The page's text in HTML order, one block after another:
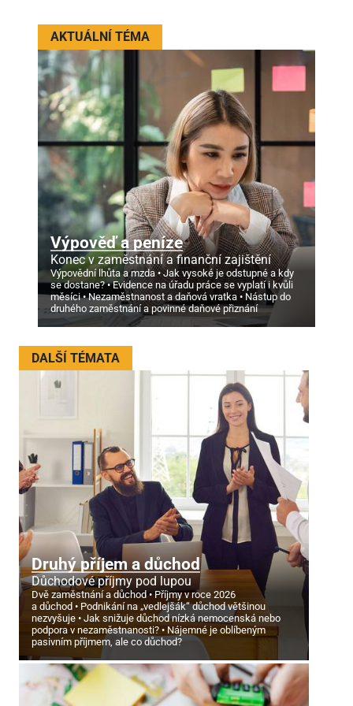
AKTUÁLNÍ TÉMA
Výpověď a peníze
Konec v zaměstnání a finanční zajištění
Výpovědní lhůta a mzda
Jak vysoké je odstupné a kdy
se dostane?
Evidence na úřadu práce se vyplatí i kvůli
měsíci
Nezaměstnanost a daňová vratka
Nástup do
druhého zaměstnání a povinné daňové přiznání
DALŠÍ TÉMATA
Druhý příjem a důchod
Důchodové příjmy pod lupou
Dvě zaměstnání a důchod
Příjmy v roce 2026
a důchod
Podnikání na „vedlejšák“ důchod většinou
nezvyšuje
Jak snižuje důchod nízká nemocenská nebo
podpora v nezaměstnanosti?
Nájemné je oblíbeným
pasivním příjmem, ale co důchod?